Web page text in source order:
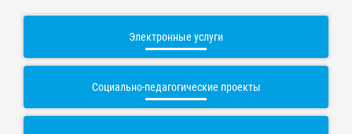
Электронные услуги
Социально-педагогические проекты